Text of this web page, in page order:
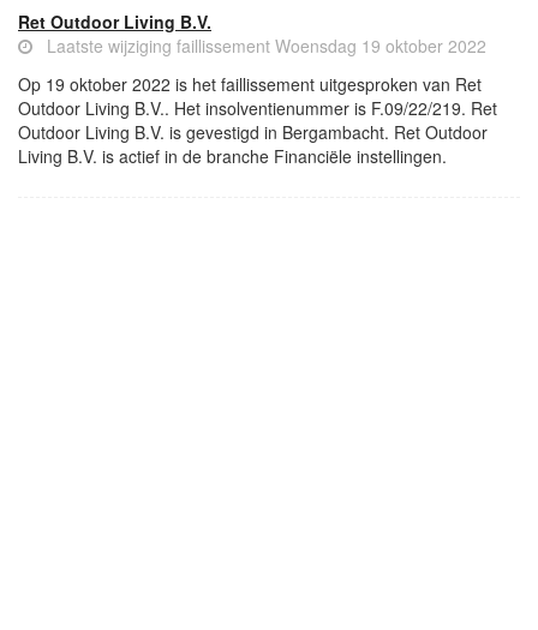
Ret Outdoor Living B.V.
Laatste wijziging faillissement Woensdag 19 oktober 2022
Op 19 oktober 2022 is het faillissement uitgesproken van Ret
Outdoor Living B.V.. Het insolventienummer is F.09/22/219. Ret
Outdoor Living B.V. is gevestigd in Bergambacht. Ret Outdoor
Living B.V. is actief in de branche Financiële instellingen.